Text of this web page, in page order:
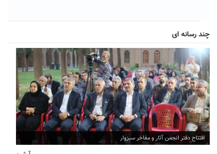
چند رسانه ای
افتتاح دفتر انجمن آثار و مفاخر سبزوار